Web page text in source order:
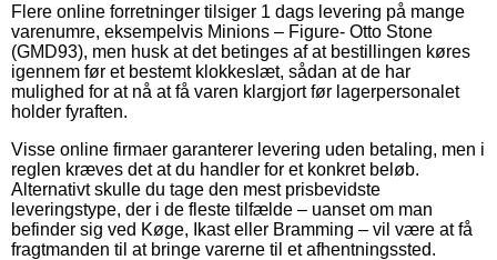
Flere online forretninger tilsiger 1 dags levering på mange
varenumre, eksempelvis Minions – Figure- Otto Stone
(GMD93), men husk at det betinges af at bestillingen køres
igennem før et bestemt klokkeslæt, sådan at de har
mulighed for at nå at få varen klargjort før lagerpersonalet
holder fyraften.
Visse online firmaer garanterer levering uden betaling, men i
reglen kræves det at du handler for et konkret beløb.
Alternativt skulle du tage den mest prisbevidste
leveringstype, der i de fleste tilfælde – uanset om man
befinder sig ved Køge, Ikast eller Bramming – vil være at få
fragtmanden til at bringe varerne til et afhentningssted.